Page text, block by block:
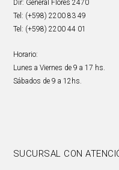
Dir: General Flores 2470
Tel: (+598) 2200 83 49
Tel: (+598) 2200 44 01
Horario:
Lunes a Viernes de 9 a 17 hs.
Sábados de 9 a 12hs.
SUCURSAL CON